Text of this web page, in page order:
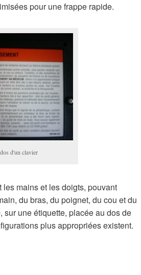
pour une frappe rapide.
d'un clavier
mains et les doigts, pouvant
du bras, du poignet, du cou et du
sur une étiquette, placée au dos de
plus appropriées existent.